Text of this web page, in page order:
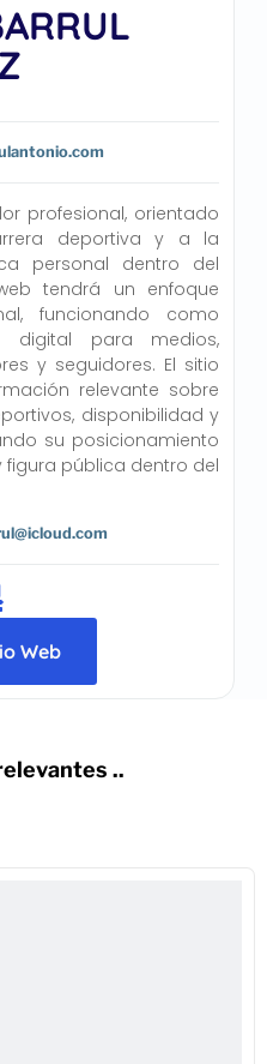
profesional, orientado
deportiva y a la
personal dentro del
tendrá un enfoque
funcionando como
digital para medios,
y seguidores. El sitio
relevante sobre
disponibilidad y
su posicionamiento
pública dentro del
Web
..